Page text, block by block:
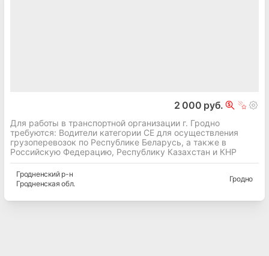
2 000 руб.
Для работы в транспортной организации г. Гродно
требуются: Водители категории СЕ для осуществления
грузоперевозок по Республике Беларусь, а также в
Российскую Федерацию, Республику Казахстан и КНР
Гродненскийр-н
Гродненская обл.
Гродно